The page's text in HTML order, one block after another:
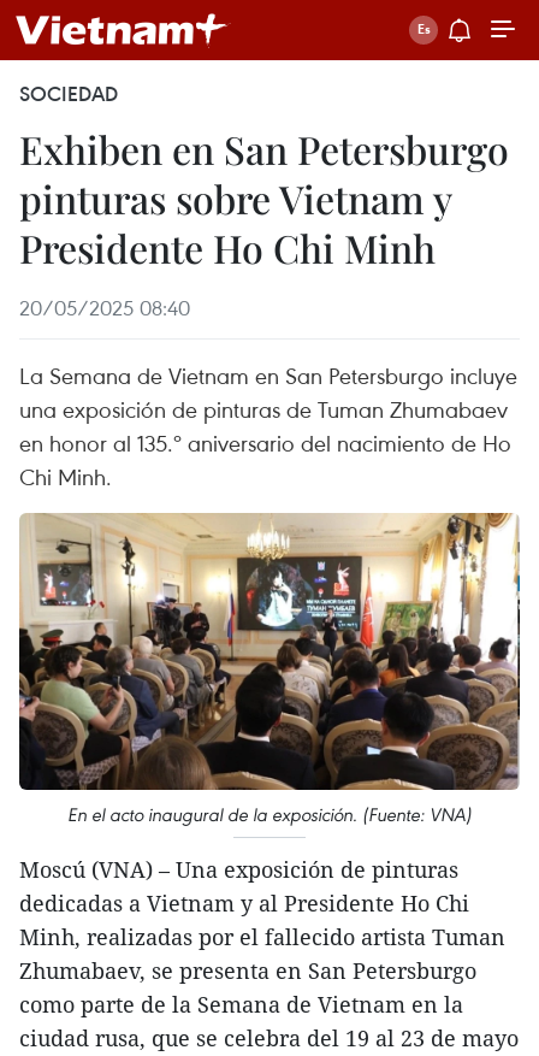
SOCIEDAD
Exhiben en San Petersburgo
pinturas sobre Vietnam y
Presidente Ho Chi Minh
20/05/2025 08:40
La Semana de Vietnam en San Petersburgo incluye
una exposición de pinturas de Tuman Zhumabaev
en honor al 135.º aniversario del nacimiento de Ho
Chi Minh.
En el acto inaugural de la exposición. (Fuente: VNA)
Moscú (VNA) – Una exposición de pinturas
dedicadas a Vietnam y al Presidente Ho Chi
Minh, realizadas por el fallecido artista Tuman
Zhumabaev, se presenta en San Petersburgo
como parte de la Semana de Vietnam en la
ciudad rusa, que se celebra del 19 al 23 de mayo